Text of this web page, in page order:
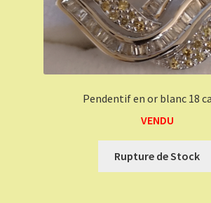
Pendentif en or blanc 18
VENDU
Rupture de Stock